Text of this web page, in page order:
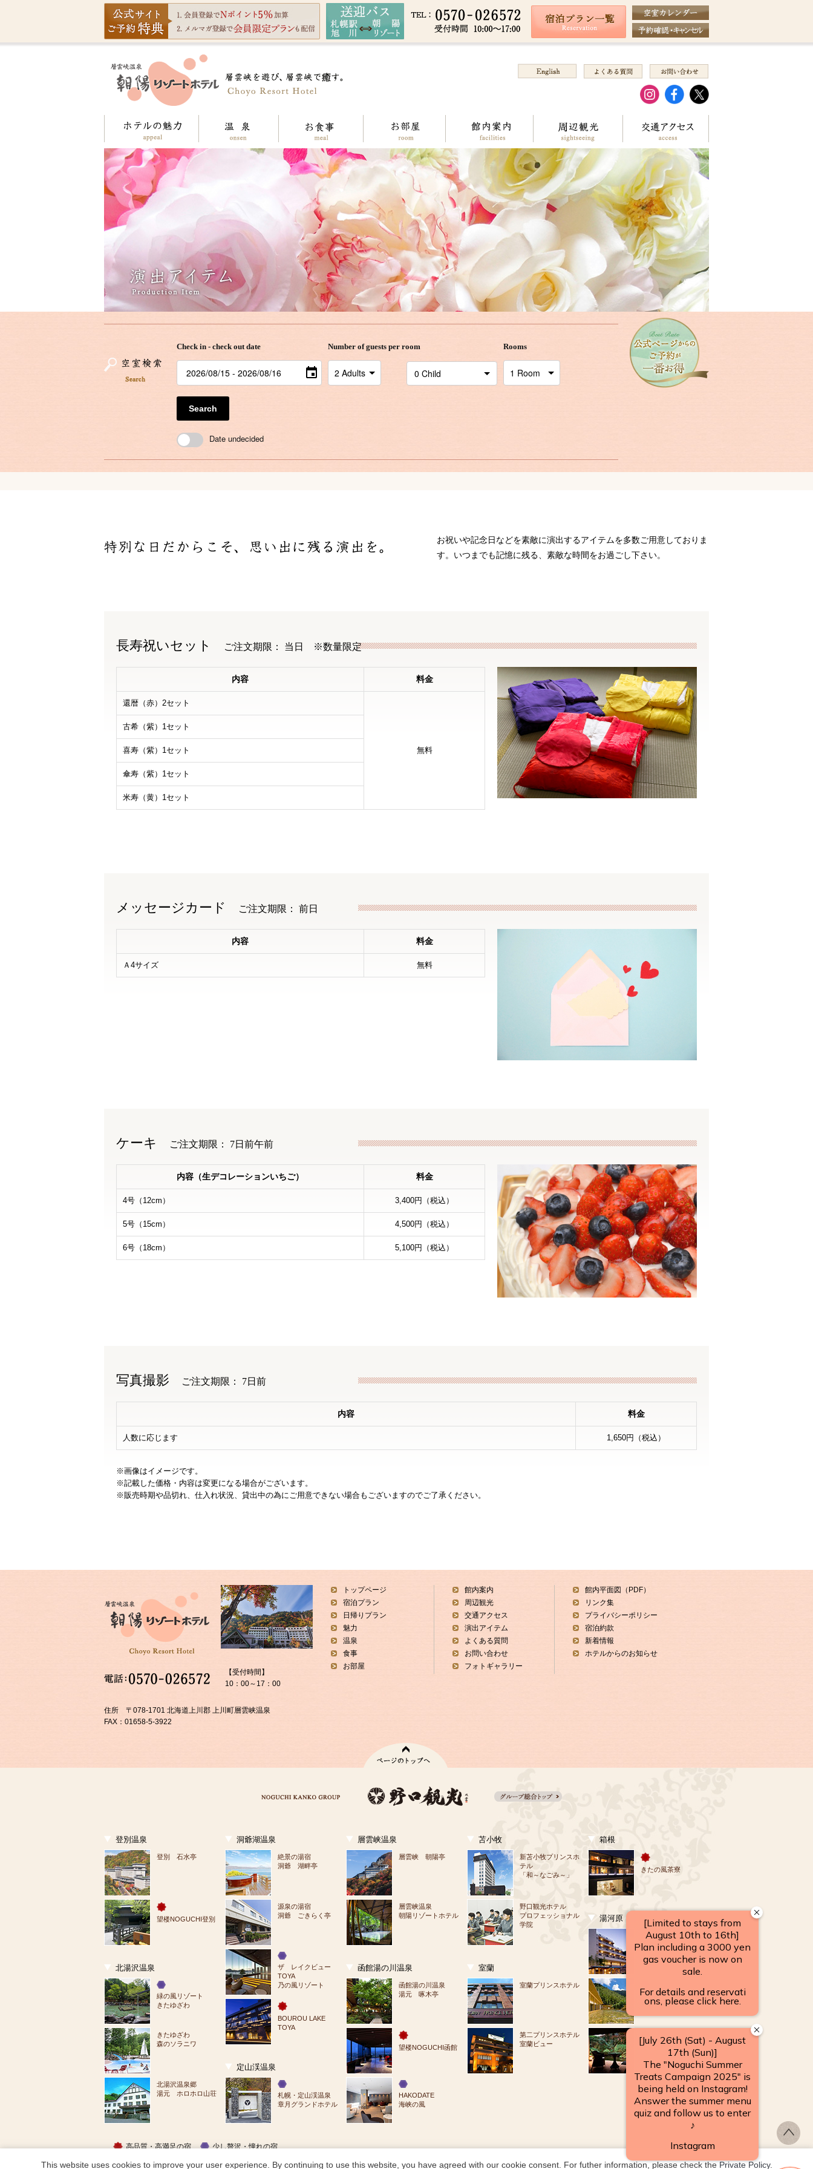
Check in - check out date Number of guests per room Rooms
Search
Date undecided
お祝いや記念日などを素敵に演出するアイテムを多数ご用意しておりま
す。いつまでも記憶に残る、素敵な時間をお過ごし下さい。
長寿祝いセット ご注文期限： 当日　※数量限定
内容 料金
還暦（赤）2セット
無料
古希（紫）1セット
喜寿（紫）1セット
傘寿（紫）1セット
米寿（黄）1セット
メッセージカード ご注文期限： 前日
内容 料金
Ａ4サイズ 無料
ケーキ ご注文期限： 7日前午前
内容 （生デコレーションいちご） 料金
4号（12cm） 3,400円 （税込）
5号（15cm） 4,500円 （税込）
6号（18cm） 5,100円 （税込）
写真撮影 ご注文期限： 7日前
内容 料金
人数に応じます 1,650円 （税込）
※画像はイメージです。
※記載した価格・内容は変更になる場合がございます。
※販売時期や品切れ、仕入れ状況、貸出中の為にご用意できない場合もございますのでご了承ください。
【受付時間】
10：00～17：00
住所 〒078-1701 北海道上川郡 上川町層雲峡温泉
FAX：01658-5-3922
トップページ
宿泊プラン
日帰りプラン
魅力
温泉
食事
お部屋
館内案内
周辺観光
交通アクセス
演出アイテム
よくある質問
お問い合わせ
フォトギャラリー
館内平面図（PDF）
リンク集
プライバシーポリシー
宿泊約款
新着情報
ホテルからのお知らせ
登別温泉
登別 石水亭
望楼NOGUCHI登別
北湯沢温泉
緑の風リゾート
きたゆざわ
きたゆざわ
森のソラニワ
北湯沢温泉郷
湯元 ホロホロ山荘
洞爺湖温泉
絶景の湯宿
洞爺 湖畔亭
源泉の湯宿
洞爺 ごきらく亭
ザ　レイクビュー
TOYA
乃の風リゾート
BOUROU LAKE
TOYA
定山渓温泉
札幌・定山渓温泉
章月グランドホテル
層雲峡温泉
層雲峡 朝陽亭
層雲峡温泉
朝陽リゾートホテル
函館湯の川温泉
函館湯の川温泉
湯元 啄木亭
望楼NOGUCHI函館
HAKODATE
海峡の風
苫小牧
新苫小牧プリンスホ
テル
「和～なごみ～」
野口観光ホテル
プロフェッショナル
学院
室蘭
室蘭プリンスホテル
第二プリンスホテル
室蘭ビュー
箱根
きたの風茶寮
湯河原
源泉のお宿
湯河原 千代田荘
山翠楼
SANSUIROU
海石榴 つばき
高品質・高満足の宿 少し贅沢・憧れの宿
This website uses cookies to improve your user experience. By continuing to use this website, you have agreed with our cookie consent. For futher information, please check the Private Policy.